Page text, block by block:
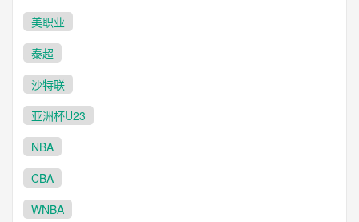
美职业
泰超
沙特联
亚洲杯U23
NBA
CBA
WNBA